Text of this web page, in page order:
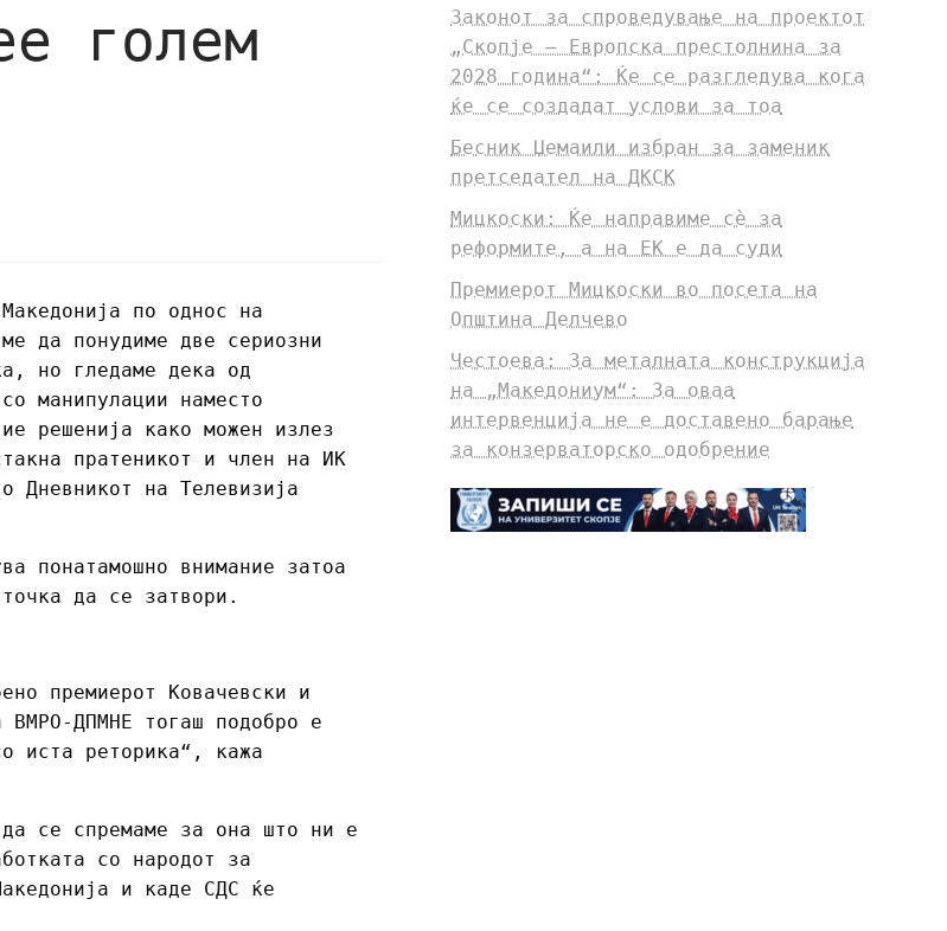
голем
по однос на
да понудиме две сериозни
но гледаме дека од
манипулации наместо
решенија како можен излез
пратеникот и член на ИК
Дневникот на Телевизија
понатамошно внимание затоа
да се затвори.
премиерот Ковачевски и
ВМРО-ДПМНЕ тогаш подобро е
иста реторика“, кажа
да се спремаме за она што ни е
со народот за
и каде СДС ќе
Законот за спроведување на проектот
„Скопје – Европска престолнина за
2028 година“: Ќе се разгледува кога
ќе се создадат услови за тоа
Бесник Џемаили избран за заменик
претседател на ДКСК
Мицкоски: Ќе направиме сè за
реформите, а на ЕК е да суди
Премиерот Мицкоски во посета на
Општина Делчево
Честоева: За металната конструкција
на „Македониум“: За оваа
интервенција не е доставено барање
за конзерваторско одобрение